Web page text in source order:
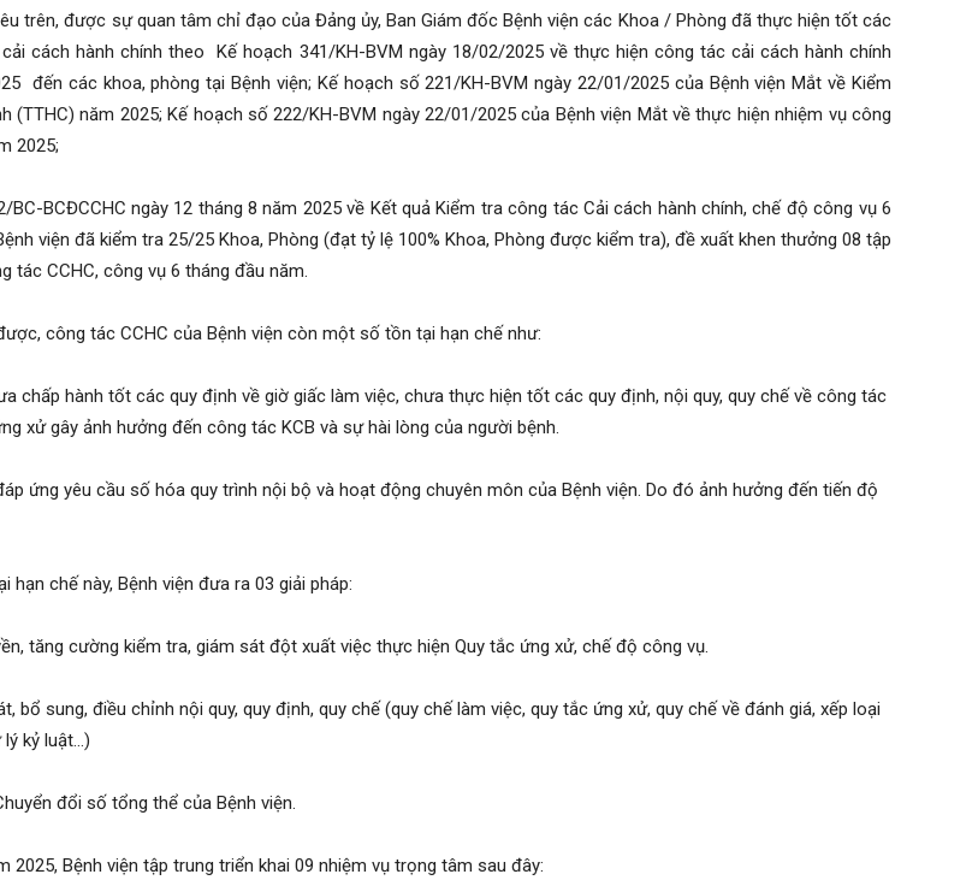
trên, được sự quan tâm chỉ đạo của Đảng ủy, Ban Giám đốc Bệnh viện các Khoa / Phòng đã thực hiện tốt các
cách hành chính theo Kế hoạch 341/KH-BVM ngày 18/02/2025 về thực hiện công tác cải cách hành chính
đến các khoa, phòng tại Bệnh viện; Kế hoạch số 221/KH-BVM ngày 22/01/2025 của Bệnh viện Mắt về Kiểm
(TTHC) năm 2025; Kế hoạch số 222/KH-BVM ngày 22/01/2025 của Bệnh viện Mắt về thực hiện nhiệm vụ công
2025;
BC-BCĐCCHC ngày 12 tháng 8 năm 2025 về Kết quả Kiểm tra công tác Cải cách hành chính, chế độ công vụ 6
viện đã kiểm tra 25/25 Khoa, Phòng (đạt tỷ lệ 100% Khoa, Phòng được kiểm tra), đề xuất khen thưởng 08 tập
tác CCHC, công vụ 6 tháng đầu năm.
công tác CCHC của Bệnh viện còn một số tồn tại hạn chế như:
chấp hành tốt các quy định về giờ giấc làm việc, chưa thực hiện tốt các quy định, nội quy, quy chế về công tác
xử gây ảnh hưởng đến công tác KCB và sự hài lòng của người bệnh.
ứng yêu cầu số hóa quy trình nội bộ và hoạt động chuyên môn của Bệnh viện. Do đó ảnh hưởng đến tiến độ
hạn chế này, Bệnh viện đưa ra 03 giải pháp:
tăng cường kiểm tra, giám sát đột xuất việc thực hiện Quy tắc ứng xử, chế độ công vụ.
bổ sung, điều chỉnh nội quy, quy định, quy chế (quy chế làm việc, quy tắc ứng xử, quy chế về đánh giá, xếp loại
kỷ luật…)
đổi số tổng thể của Bệnh viện.
2025, Bệnh viện tập trung triển khai 09 nhiệm vụ trọng tâm sau đây: